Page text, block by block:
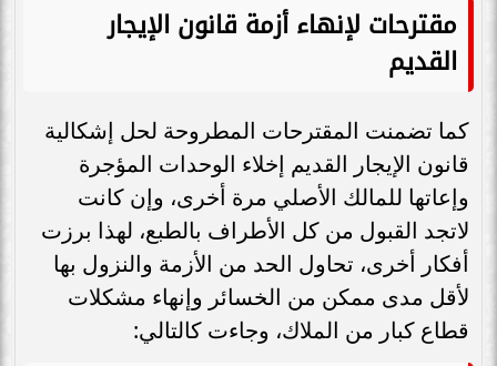
مقترحات لإنهاء أزمة قانون الإيجار
القديم
كما تضمنت المقترحات المطروحة لحل إشكالية
قانون الإيجار القديم إخلاء الوحدات المؤجرة
وإعاتها للمالك الأصلي مرة أخرى، وإن كانت
لاتجد القبول من كل الأطراف بالطبع، لهذا برزت
أفكار أخرى، تحاول الحد من الأزمة والنزول بها
لأقل مدى ممكن من الخسائر وإنهاء مشكلات
قطاع كبار من الملاك، وجاءت كالتالي: